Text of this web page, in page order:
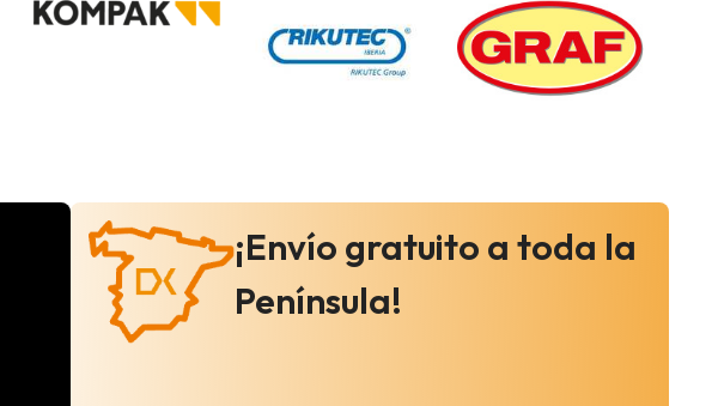
¡Envío gratuito a toda la
Península!